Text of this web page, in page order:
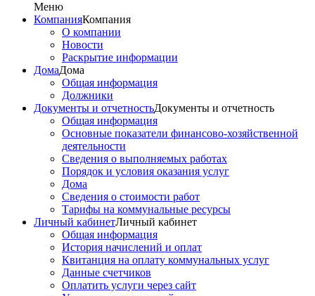
Меню
КомпанияКомпания
О компании
Новости
Раскрытие информации
ДомаДома
Общая информация
Должники
Документы и отчетностьДокументы и отчетность
Общая информация
Основные показатели финансово-хозяйственной
деятельности
Сведения о выполняемых работах
Порядок и условия оказания услуг
Дома
Сведения о стоимости работ
Тарифы на коммунальные ресурсы
Личный кабинетЛичный кабинет
Общая информация
История начислений и оплат
Квитанция на оплату коммунальных услуг
Данные счетчиков
Оплатить услуги через сайт